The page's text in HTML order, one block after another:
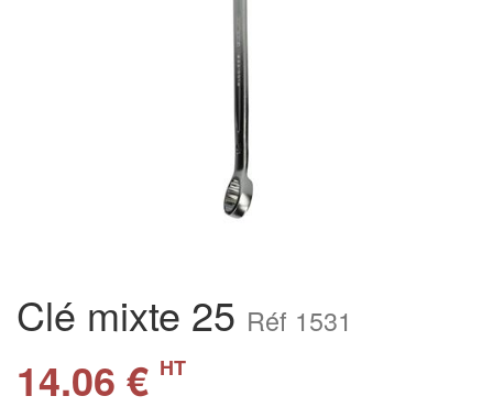
Clé mixte 25 Réf 1531
14.06 € HT